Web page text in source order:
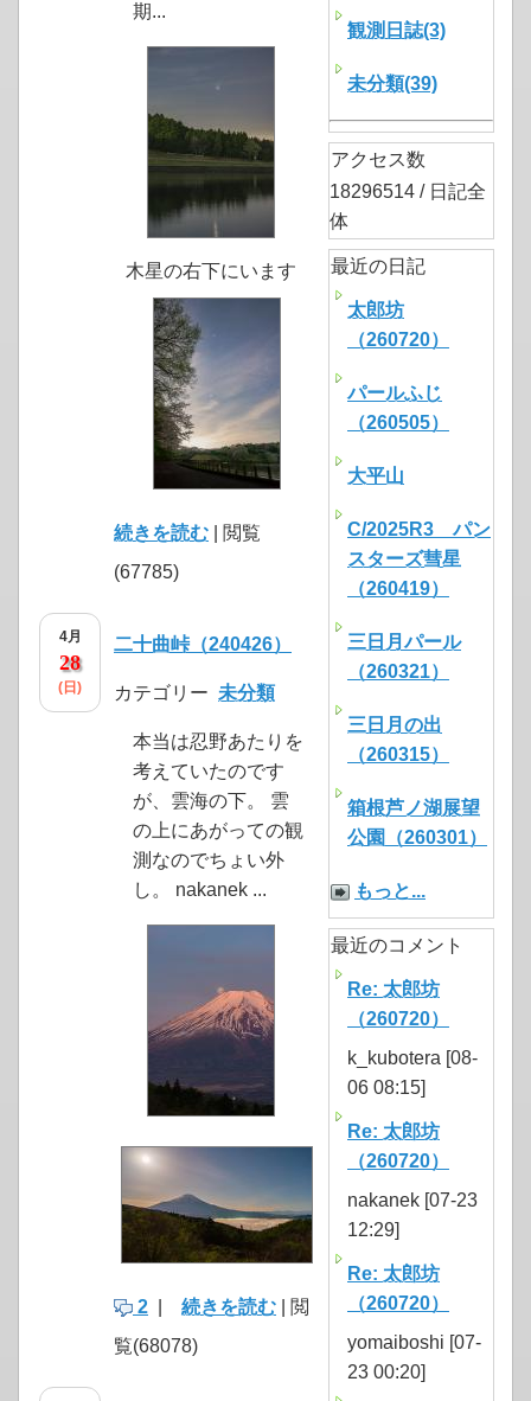
期...
木星の右下にいます
続きを読む | 閲覧
(67785)
4月
28
(日)
二十曲峠（240426）
カテゴリー 未分類
本当は忍野あたりを
考えていたのです
が、雲海の下。 雲
の上にあがっての観
測なのでちょい外
し。 nakanek ...
2 続きを読む | 閲
覧(68078)
観測日誌(3)
未分類(39)
アクセス数
18296514 / 日記全
体
最近の日記
太郎坊
（260720）
パールふじ
（260505）
大平山
C/2025R3 パン
スターズ彗星
（260419）
三日月パール
（260321）
三日月の出
（260315）
箱根芦ノ湖展望
公園（260301）
もっと...
最近のコメント
Re: 太郎坊
（260720）
k_kubotera [08-
06 08:15]
Re: 太郎坊
（260720）
nakanek [07-23
12:29]
Re: 太郎坊
（260720）
yomaiboshi [07-
23 00:20]